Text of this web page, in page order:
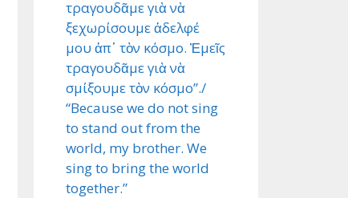
τραγουδᾶμε γιὰ νὰ
ξεχωρίσουμε ἀδελφέ
μου ἀπ᾿ τὸν κόσμο. Ἐμεῖς
τραγουδᾶμε γιὰ νὰ
σμίξουμε τὸν κόσμο”./
“Because we do not sing
to stand out from the
world, my brother. We
sing to bring the world
together.”